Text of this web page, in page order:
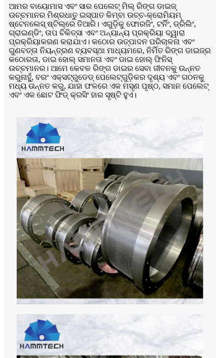
ଆମର ବାୟୋମାସ ଏବଂ ସାର ପେଲେଟ୍ ମିଲ୍ ରିଙ୍ଗ ଡାଇଜ୍
ଉଚ୍ଚମାନର ମିଶ୍ରଧାତୁ ଇସ୍ପାତ କିମ୍ବା ଉଚ୍ଚ-କ୍ରୋମିୟମ୍
ଷ୍ଟେନଲେସ୍ ଷ୍ଟିଲ୍‌ରେ ତିଆରି। ଏଗୁଡ଼ିକୁ ଫୋରଜିଂ, ଟର୍ନିଂ, ଡ୍ରିଲିଂ,
ଗ୍ରାଇଣ୍ଡିଂ, ତାପ ଚିକିତ୍ସା ଏବଂ ଅନ୍ୟାନ୍ୟ ପ୍ରକ୍ରିୟା ଦ୍ୱାରା
ପ୍ରକ୍ରିୟାକରଣ କରାଯାଏ। କଠୋର ଉତ୍ପାଦନ ପରିଚାଳନା ଏବଂ
ଗୁଣବତ୍ତା ନିୟନ୍ତ୍ରଣ ବ୍ୟବସ୍ଥା ମାଧ୍ୟମରେ, ନିର୍ମିତ ରିଙ୍ଗ ଡାଇଜ୍‌ର
କଠୋରତା, ଡାଇ ହୋଲ୍ ସମାନତା ଏବଂ ଡାଇ ହୋଲ୍ ଫିନିସ୍
ଉଚ୍ଚମାନର। ଆମେ କେବଳ ରିଙ୍ଗ ଡାଇର ସେବା ଜୀବନକୁ ଉନ୍ନତ
କରୁନାହୁଁ, ବରଂ ଏକ୍ସଟ୍ରୁଡେଡ୍ ପେଲେଟ୍‌ଗୁଡ଼ିକର ଦୃଶ୍ୟ ଏବଂ ଗଠନକୁ
ମଧ୍ୟ ଉନ୍ନତ କରୁ, ଯାହା ଫଳରେ ଏକ ମସୃଣ ପୃଷ୍ଠ, ସମାନ ପେଲେଟ୍
ଏବଂ ଏକ ଛୋଟ ଫିଡ୍ କ୍ରସିଂ ହାର ସୃଷ୍ଟି ହୁଏ।